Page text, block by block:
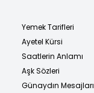
Yemek Tarifleri
Ayetel Kürsi
Saatlerin Anlamı
Aşk Sözleri
Günaydın Mesajları